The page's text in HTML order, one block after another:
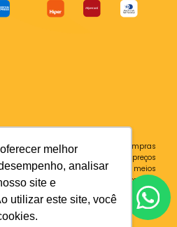
melhor
analisar
site e
utilizar este site, você
site são válidos apenas para compras
Física. Destacamos que os preços
demais anunciados em outros meios
Em caso de divergência do preço e
sempre o do carrinho de compras.